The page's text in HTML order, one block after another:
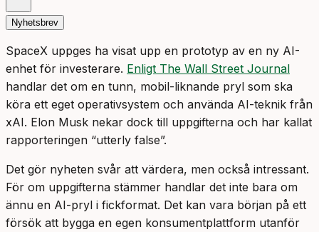
Nyhetsbrev
SpaceX uppges ha visat upp en prototyp av en ny AI-
enhet för investerare. Enligt The Wall Street Journal
handlar det om en tunn, mobil-liknande pryl som ska
köra ett eget operativsystem och använda AI-teknik från
xAI. Elon Musk nekar dock till uppgifterna och har kallat
rapporteringen “utterly false”.
Det gör nyheten svår att värdera, men också intressant.
För om uppgifterna stämmer handlar det inte bara om
ännu en AI-pryl i fickformat. Det kan vara början på ett
försök att bygga en egen konsumentplattform utanför